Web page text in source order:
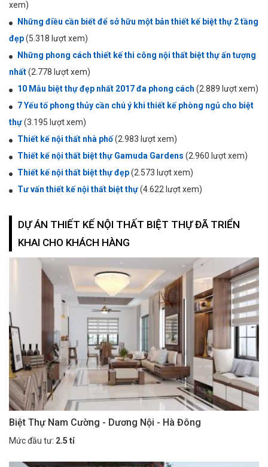
xem)
Những điều cần biết để sở hữu một bản thiết kế biệt thự 2 tầng
đẹp(5.318 lượt xem)
Những phong cách thiết kế thi công nội thất biệt thự ấn tượng
nhất(2.778 lượt xem)
10 Mẫu biệt thự đẹp nhất 2017 đa phong cách (2.889 lượt xem)
7 Yếu tố phong thủy cần chú ý khi thiết kế phòng ngủ cho biệt
thự(3.195 lượt xem)
Thiết kế nội thất nhà phố(2.983 lượt xem)
Thiết kế nội thất biệt thự Gamuda Gardens (2.960 lượt xem)
Thiết kế nội thất biệt thự đẹp(2.573 lượt xem)
Tư vấn thiết kế nội thất biệt thự(4.622 lượt xem)
DỰ ÁN THIẾT KẾ NỘI THẤT BIỆT THỰ ĐÃ TRIỂN
KHAI CHO KHÁCH HÀNG
Biệt Thự Nam Cường - Dương Nội - Hà Đông
Mức đầu tư: 2.5 tỉ